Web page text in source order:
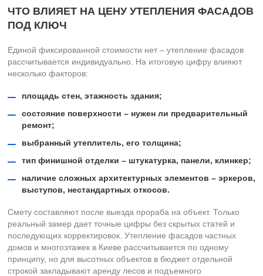
ЧТО ВЛИЯЕТ НА ЦЕНУ УТЕПЛЕНИЯ ФАСАДОВ
ПОД КЛЮЧ
Единой фиксированной стоимости нет – утепление фасадов
рассчитывается индивидуально. На итоговую цифру влияют
несколько факторов:
площадь стен, этажность здания;
состояние поверхности – нужен ли предварительный
ремонт;
выбранный утеплитель, его толщина;
тип финишной отделки – штукатурка, панели, клинкер;
наличие сложных архитектурных элементов – эркеров,
выступов, нестандартных откосов.
Смету составляют после выезда прораба на объект. Только
реальный замер дает точные цифры без скрытых статей и
последующих корректировок. Утепление фасадов частных
домов и многоэтажек в Киеве рассчитывается по одному
принципу, но для высотных объектов в бюджет отдельной
строкой закладывают аренду лесов и подъемного